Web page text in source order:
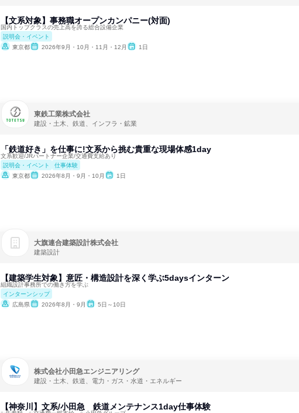
【文系対象】事務職オープンカンパニー(対面)
国内トップクラスの売上高を誇る総合設備企業
説明会・イベント
東京都
2026年9月・10月・11月・12月 1日
東鉄工業株式会社
建設・土木、鉄道、インフラ・鉱業
「鉄道好き」を仕事に!文系から挑む貴重な現場体感1day
文系歓迎/JRパートナー企業/交通費支給あり
説明会・イベント
仕事体験
東京都
2026年8月・9月・10月 1日
大旗連合建築設計株式会社
建築設計
【建築学生対象】意匠・構造設計を深く学ぶ5daysインターン
組織設計事務所での働き方を学ぶ
インターンシップ
広島県
2026年8月・9月 5日～10日
株式会社小田急エンジニアリング
建設・土木、鉄道、電力・ガス・水道・エネルギー
【神奈川】文系/小田急 鉄道メンテナンス1day仕事体験